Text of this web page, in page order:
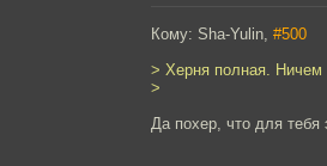
Кому: Sha-Yulin, #500
> Херня полная. Ничем
>
Да похер, что для тебя